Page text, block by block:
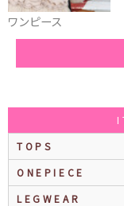
TOPS
ONEPIECE
LEGWEAR